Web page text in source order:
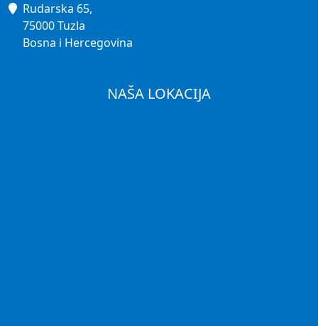
Rudarska 65,
75000 Tuzla
Bosna i Hercegovina
NAŠA LOKACIJA